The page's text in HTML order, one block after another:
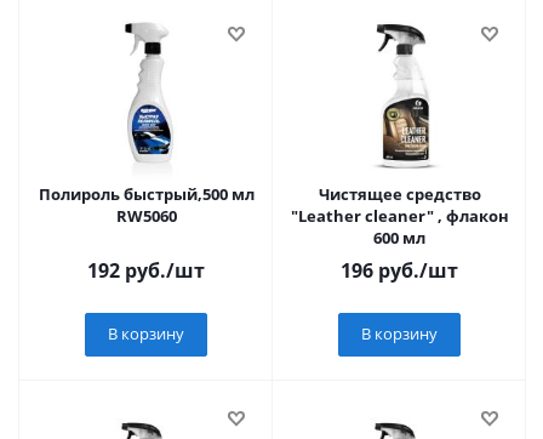
Полироль быстрый,500 мл
RW5060
192 руб./шт
В корзину
Чистящее средство
"Leather cleaner" , флакон
600 мл
196 руб./шт
В корзину